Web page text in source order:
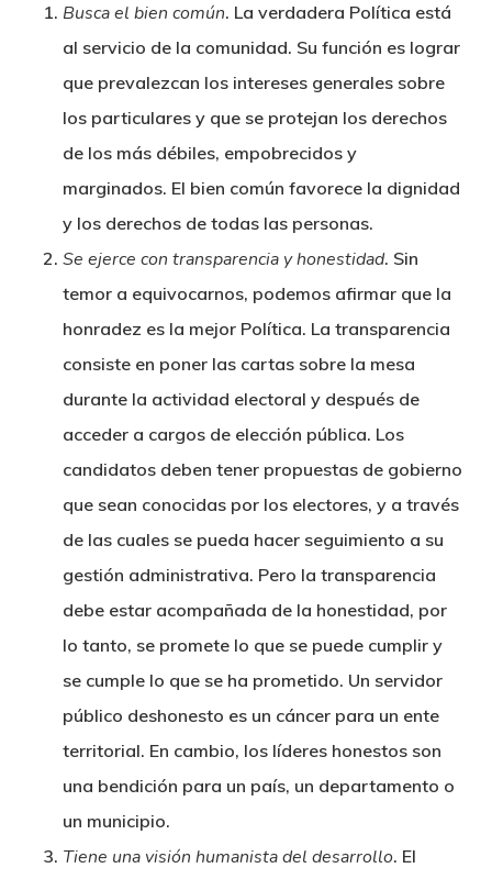
Busca el bien común. La verdadera Política está
al servicio de la comunidad. Su función es lograr
que prevalezcan los intereses generales sobre
los particulares y que se protejan los derechos
de los más débiles, empobrecidos y
marginados. El bien común favorece la dignidad
y los derechos de todas las personas.
Se ejerce con transparencia y honestidad. Sin
temor a equivocarnos, podemos afirmar que la
honradez es la mejor Política. La transparencia
consiste en poner las cartas sobre la mesa
durante la actividad electoral y después de
acceder a cargos de elección pública. Los
candidatos deben tener propuestas de gobierno
que sean conocidas por los electores, y a través
de las cuales se pueda hacer seguimiento a su
gestión administrativa. Pero la transparencia
debe estar acompañada de la honestidad, por
lo tanto, se promete lo que se puede cumplir y
se cumple lo que se ha prometido. Un servidor
público deshonesto es un cáncer para un ente
territorial. En cambio, los líderes honestos son
una bendición para un país, un departamento o
un municipio.
Tiene una visión humanista del desarrollo. El